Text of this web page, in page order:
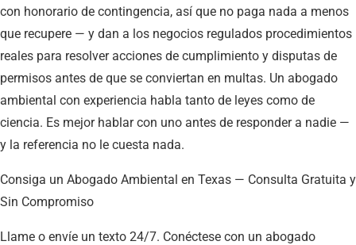
con honorario de contingencia, así que no paga nada a menos
que recupere — y dan a los negocios regulados procedimientos
reales para resolver acciones de cumplimiento y disputas de
permisos antes de que se conviertan en multas. Un abogado
ambiental con experiencia habla tanto de leyes como de
ciencia. Es mejor hablar con uno antes de responder a nadie —
y la referencia no le cuesta nada.
Consiga un Abogado Ambiental en Texas — Consulta Gratuita y
Sin Compromiso
Llame o envíe un texto 24/7. Conéctese con un abogado